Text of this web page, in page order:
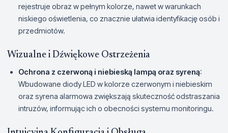
rejestruje obraz w pełnym kolorze, nawet w warunkach
niskiego oświetlenia, co znacznie ułatwia identyfikację osób i
przedmiotów.
Wizualne i Dźwiękowe Ostrzeżenia
Ochrona z czerwoną i niebieską lampą oraz syreną:
Wbudowane diody LED w kolorze czerwonym i niebieskim
oraz syrena alarmowa zwiększają skuteczność odstraszania
intruzów, informując ich o obecności systemu monitoringu.